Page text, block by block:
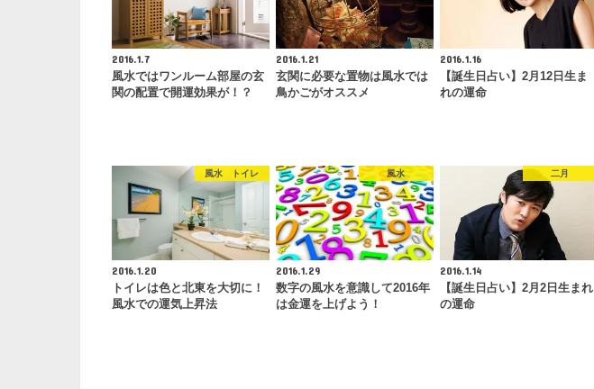
2016.1.7
風水ではワンルーム部屋の玄
関の配置で開運効果が！？
2016.1.21
玄関に必要な置物は風水では
鳥かごがオススメ
2016.1.16
【誕生日占い】2月12日生ま
れの運命
風水 トイレ
2016.1.20
トイレは色と北東を大切に！
風水での運気上昇法
風水
2016.1.29
数字の風水を意識して2016年
は金運を上げよう！
二月
2016.1.14
【誕生日占い】2月2日生まれ
の運命